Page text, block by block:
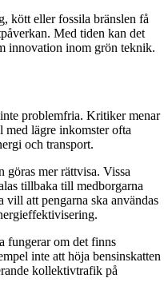
kött eller fossila bränslen få
Med tiden kan det
innovation inom grön teknik.
problemfria. Kritiker menar
med lägre inkomster ofta
och transport.
göras mer rättvisa. Vissa
tillbaka till medborgarna
vill att pengarna ska användas
fungerar om det finns
inte att höja bensinskatten
kollektivtrafik på